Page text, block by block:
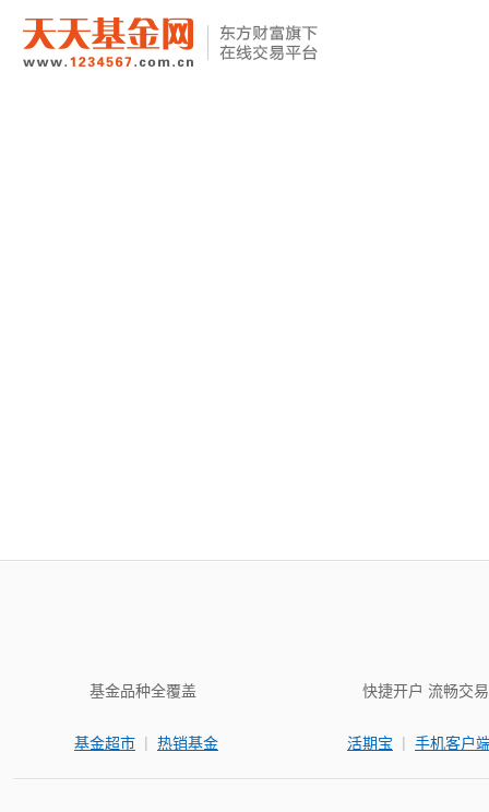
基金品种全覆盖
基金超市 | 热销基金
快捷开户 流畅交易
活期宝 | 手机客户